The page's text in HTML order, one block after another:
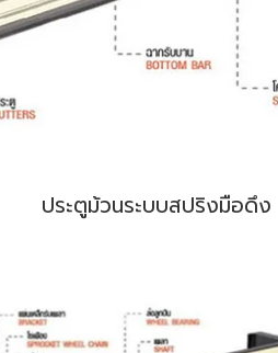
ประตูม้วนระบบสปริงมือดึง